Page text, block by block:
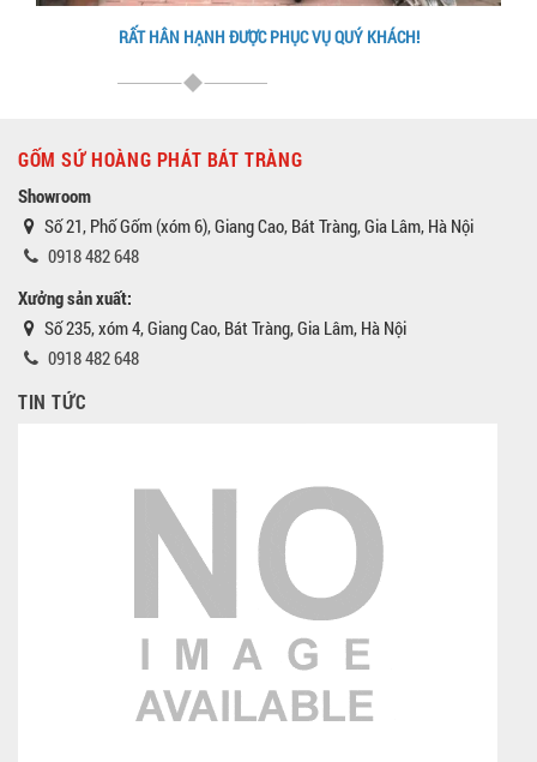
RẤT HÂN HẠNH ĐƯỢC PHỤC VỤ QUÝ KHÁCH!
GỐM SỨ HOÀNG PHÁT BÁT TRÀNG
Showroom
Số 21, Phố Gốm (xóm 6), Giang Cao, Bát Tràng, Gia Lâm, Hà Nội
0918 482 648
Xưởng sản xuất:
Số 235, xóm 4, Giang Cao, Bát Tràng, Gia Lâm, Hà Nội
0918 482 648
TIN TỨC